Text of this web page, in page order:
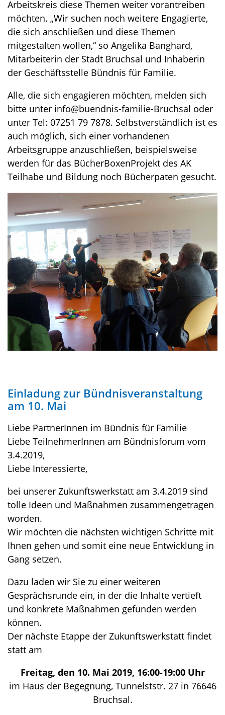
Arbeitskreis diese Themen weiter vorantreiben
möchten. „Wir suchen noch weitere Engagierte,
die sich anschließen und diese Themen
mitgestalten wollen,“ so Angelika Banghard,
Mitarbeiterin der Stadt Bruchsal und Inhaberin
der Geschäftsstelle Bündnis für Familie.
Alle, die sich engagieren möchten, melden sich
bitte unter info@buendnis-familie-Bruchsal oder
unter Tel: 07251 79 7878. Selbstverständlich ist es
auch möglich, sich einer vorhandenen
Arbeitsgruppe anzuschließen, beispielsweise
werden für das BücherBoxenProjekt des AK
Teilhabe und Bildung noch Bücherpaten gesucht.
Einladung zur Bündnisveranstaltung
am 10. Mai
Liebe PartnerInnen im Bündnis für Familie
Liebe TeilnehmerInnen am Bündnisforum vom
3.4.2019,
Liebe Interessierte,
bei unserer Zukunftswerkstatt am 3.4.2019 sind
tolle Ideen und Maßnahmen zusammengetragen
worden.
Wir möchten die nächsten wichtigen Schritte mit
Ihnen gehen und somit eine neue Entwicklung in
Gang setzen.
Dazu laden wir Sie zu einer weiteren
Gesprächsrunde ein, in der die Inhalte vertieft
und konkrete Maßnahmen gefunden werden
können.
Der nächste Etappe der Zukunftswerkstatt findet
statt am
Freitag, den 10. Mai 2019, 16:00-19:00 Uhr
im Haus der Begegnung, Tunnelststr. 27 in 76646
Bruchsal.